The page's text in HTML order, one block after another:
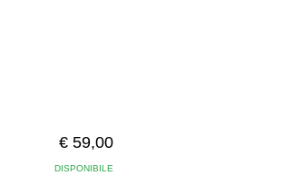
€ 59,00
DISPONIBILE